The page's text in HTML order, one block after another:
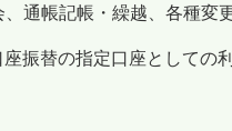
通帳記帳・繰越、各種変
振替の指定口座としての